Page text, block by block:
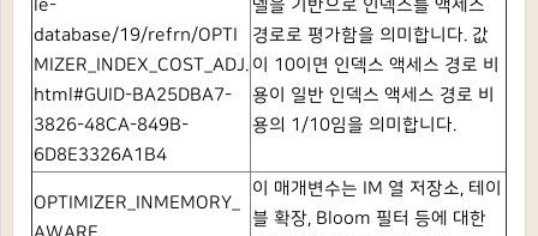
le-
database/19/refrn/OPTI
MIZER_INDEX_COST_ADJ.
html#GUID-BA25DBA7-
3826-48CA-849B-
6D8E3326A1B4
델을 기반으로 인덱스를 액세스
경로로 평가함을 의미합니다. 값
이
10이면 인덱스 액세스 경로 비
용이 일반 인덱스 액세스 경로 비
용의 1/10임을 의미합니다.
OPTIMIZER_INMEMORY_
이 매개변수는 IM 열 저장소, 테이
블 확장, Bloom 필터 등에 대한